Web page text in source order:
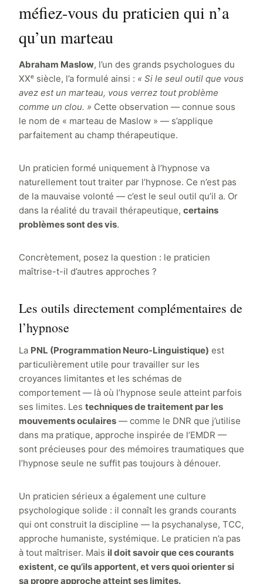
méfiez-vous du praticien qui n’a
qu’un marteau
Abraham Maslow, l’un des grands psychologues du
XXᵉ siècle, l’a formulé ainsi : « Si le seul outil que vous
avez est un marteau, vous verrez tout problème
comme un clou. » Cette observation — connue sous
le nom de « marteau de Maslow » — s’applique
parfaitement au champ thérapeutique.
Un praticien formé uniquement à l’hypnose va
naturellement tout traiter par l’hypnose. Ce n’est pas
de la mauvaise volonté — c’est le seul outil qu’il a. Or
dans la réalité du travail thérapeutique, certains
problèmes sont des vis.
Concrètement, posez la question : le praticien
maîtrise-t-il d’autres approches ?
Les outils directement complémentaires de
l’hypnose
La PNL (Programmation Neuro-Linguistique) est
particulièrement utile pour travailler sur les
croyances limitantes et les schémas de
comportement — là où l’hypnose seule atteint parfois
ses limites. Les techniques de traitement par les
mouvements oculaires — comme le DNR que j’utilise
dans ma pratique, approche inspirée de l’EMDR —
sont précieuses pour des mémoires traumatiques que
l’hypnose seule ne suffit pas toujours à dénouer.
Un praticien sérieux a également une culture
psychologique solide : il connaît les grands courants
qui ont construit la discipline — la psychanalyse, TCC,
approche humaniste, systémique. Le praticien n’a pas
à tout maîtriser. Mais il doit savoir que ces courants
existent, ce qu’ils apportent, et vers quoi orienter si
sa propre approche atteint ses limites.